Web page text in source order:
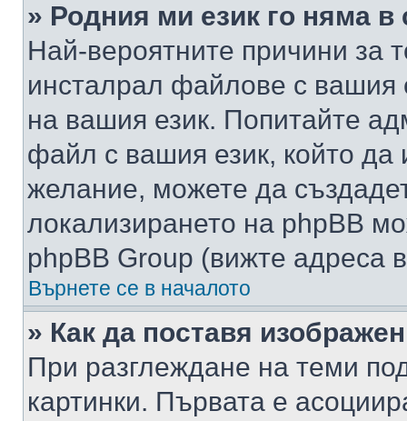
» Родния ми език го няма в
Най-вероятните причини за
инсталрал файлове с вашия
на вашия език. Попитайте
файл с вашия език, който да
желание, можете да
локализирането на phpBB
phpBB Group (вижте адреса
Върнете се в началото
» Как да поставя
При разглеждане на теми
картинки. Първата е